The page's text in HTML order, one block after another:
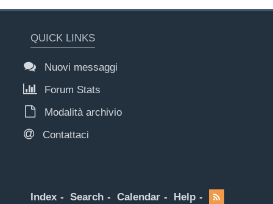
QUICK LINKS
Nuovi messaggi
Forum Stats
Modalità archivio
Contattaci
Index Search Calendar Help